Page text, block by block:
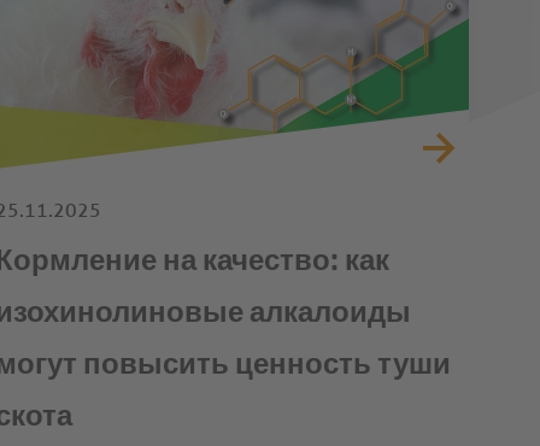
на качество: как
алкалоиды
повысить ценность туши